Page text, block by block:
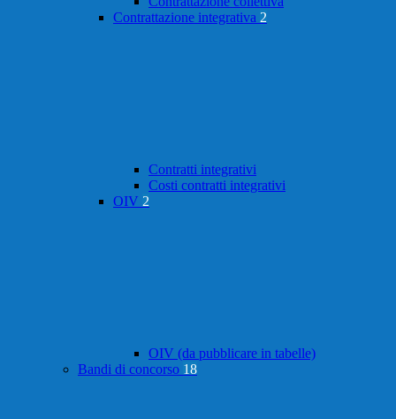
Contrattazione integrativa 2
Contratti integrativi
Costi contratti integrativi
OIV 2
OIV (da pubblicare in tabelle)
Bandi di concorso 18